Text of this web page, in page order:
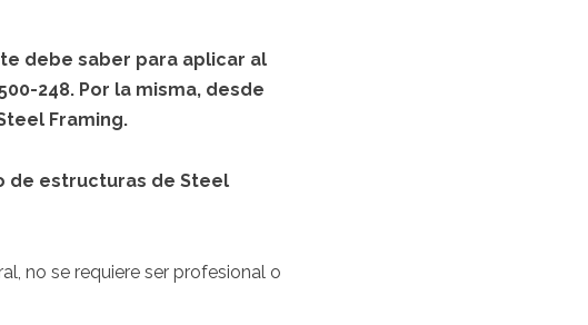
debe saber para aplicar al
248. Por la misma, desde
Framing.
de estructuras de Steel
no se requiere ser profesional o